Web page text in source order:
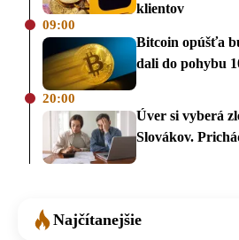
klientov
09:00
Bitcoin opúšťa
dali do pohybu
20:00
Úver si vyberá
Slovákov.
Najčítanejšie